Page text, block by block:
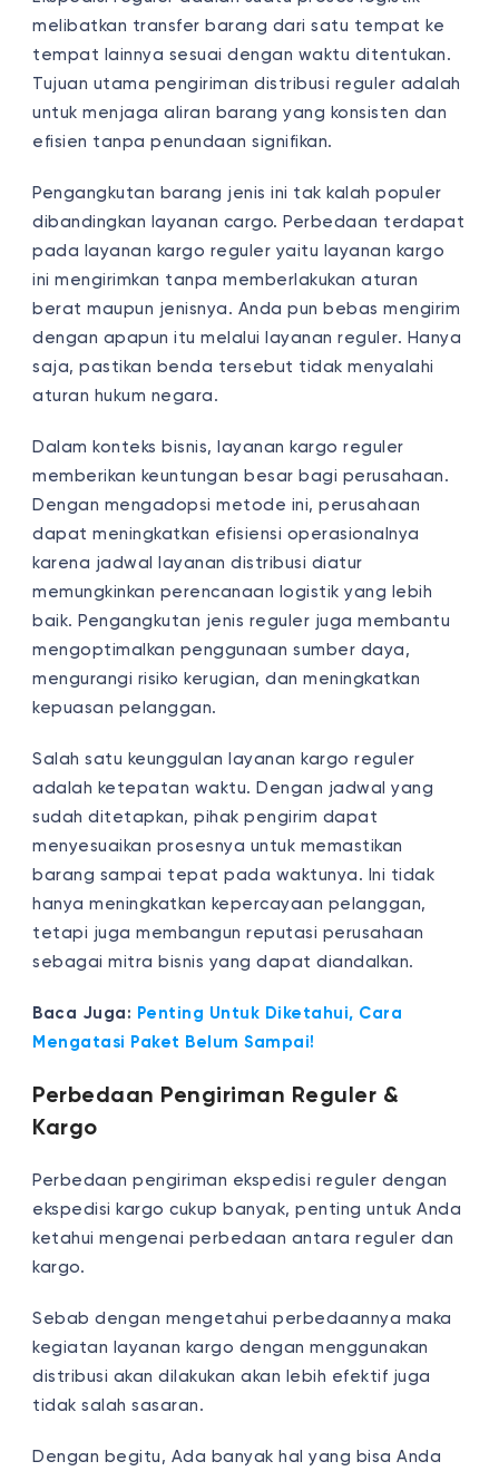
melibatkan transfer barang dari satu tempat ke
tempat lainnya sesuai dengan waktu ditentukan.
Tujuan utama pengiriman distribusi reguler adalah
untuk menjaga aliran barang yang konsisten dan
efisien tanpa penundaan signifikan.
Pengangkutan barang jenis ini tak kalah populer
dibandingkan layanan cargo. Perbedaan terdapat
pada layanan kargo reguler yaitu layanan kargo
ini mengirimkan tanpa memberlakukan aturan
berat maupun jenisnya. Anda pun bebas mengirim
dengan apapun itu melalui layanan reguler. Hanya
saja, pastikan benda tersebut tidak menyalahi
aturan hukum negara.
Dalam konteks bisnis, layanan kargoreguler
memberikan keuntungan besar bagi perusahaan.
Dengan mengadopsi metode ini, perusahaan
dapat meningkatkan efisiensi operasionalnya
karena jadwal
layanan distribusi diatur
memungkinkan perencanaan logistik yang lebih
baik. Pengangkutan jenis reguler juga membantu
mengoptimalkan penggunaan sumber daya,
mengurangi risiko kerugian, dan meningkatkan
kepuasan pelanggan.
Salah satu keunggulan layanan kargoreguler
adalah ketepatan waktu. Dengan jadwal yang
sudah ditetapkan, pihak pengirim dapat
menyesuaikan prosesnya untuk memastikan
barang sampai tepat pada waktunya. Ini tidak
hanya meningkatkan kepercayaan pelanggan,
tetapi juga membangun reputasi perusahaan
sebagai mitra bisnis yang dapat diandalkan.
Baca Juga: Penting Untuk Diketahui, Cara
Mengatasi Paket Belum Sampai!
Perbedaan Pengiriman Reguler &
Kargo
Perbedaan pengiriman ekspedisi reguler dengan
ekspedisi kargo cukup banyak, penting untuk Anda
ketahui mengenai perbedaan antara reguler dan
kargo.
Sebab dengan mengetahui perbedaannya maka
kegiatan layanan kargo dengan menggunakan
distribusi akan dilakukan akan lebih efektif juga
tidak salah sasaran.
Dengan begitu, Ada banyak hal yang bisa Anda